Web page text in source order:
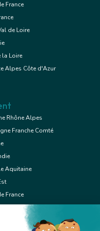
France
de Loire
la Loire
Alpes Côte d'Azur
Rhône Alpes
Franche Comté
Aquitaine
France
de Loire